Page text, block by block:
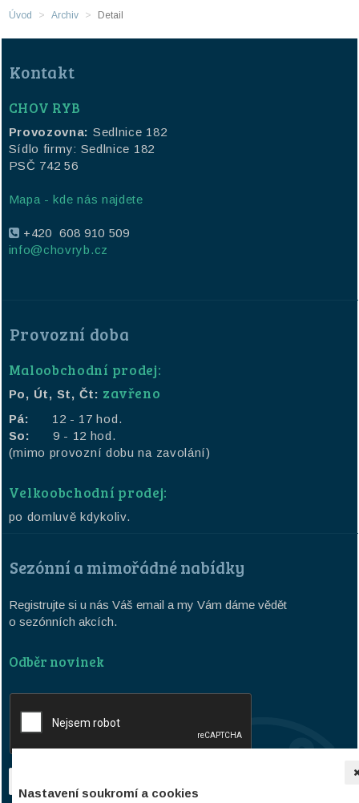
Nastavení soukromí a cookies
Úvod Archiv Detail
Kontakt
CHOV RYB
Provozovna: Sedlnice 182
Sídlo firmy: Sedlnice 182
PSČ 742 56
Mapa - kde nás najdete
+420 608 910 509
info@chovryb.cz
Provozní doba
Maloobchodní prodej:
Po, Út, St, Čt: zavřeno
Pá: 12 - 17 hod.
So: 9 - 12 hod.
(mimo provozní dobu na zavolání)
Velkoobchodní prodej:
po domluvě kdykoliv.
Sezónní a mimořádné nabídky
Registrujte si u nás Váš email a my Vám dáme vědět
o sezónních akcích.
Odběr novinek